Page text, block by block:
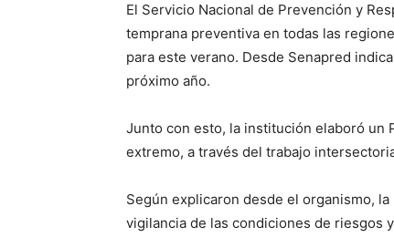
El Servicio Nacional de Prevención y
temprana preventiva en todas las
para este verano. Desde Senapred
próximo año.
Junto con esto, la institución elaboró un
extremo, a través del trabajo
Según explicaron desde el organismo,
vigilancia de las condiciones de riesgos